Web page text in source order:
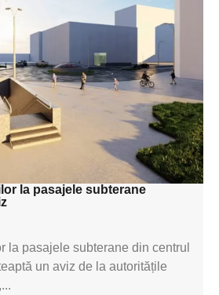
textul pentru
aici
aici
aici
subti
la pasajele subterane
la pasajele subterane din centrul
un aviz de la autoritățile